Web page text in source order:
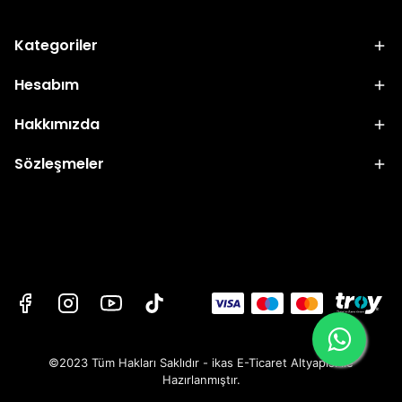
Kategoriler
Hesabım
Hakkımızda
Sözleşmeler
©2023 Tüm Hakları Saklıdır - ikas E-Ticaret Altyapısı ile
Hazırlanmıştır.